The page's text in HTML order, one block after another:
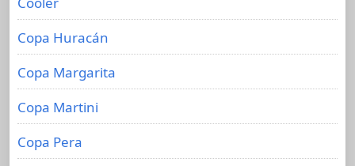
Copa Huracán
Copa Margarita
Copa Martini
Copa Pera